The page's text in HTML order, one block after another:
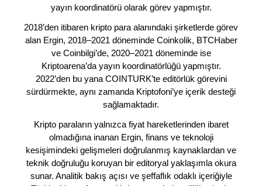
yayın koordinatörü olarak görev yapmıştır.
2018’den itibaren kripto para alanındaki şirketlerde görev
alan Ergin, 2018–2021 döneminde Coinkolik, BTCHaber
ve Coinbilgi’de, 2020–2021 döneminde ise
Kriptoarena’da yayın koordinatörlüğü yapmıştır.
2022’den bu yana COINTURK’te editörlük görevini
sürdürmekte, aynı zamanda Kriptofoni’ye içerik desteği
sağlamaktadır.
Kripto paraların yalnızca fiyat hareketlerinden ibaret
olmadığına inanan Ergin, finans ve teknoloji
kesişimindeki gelişmeleri doğrulanmış kaynaklardan ve
teknik doğruluğu koruyan bir editoryal yaklaşımla okura
sunar. Analitik bakış açısı ve şeffaflık odaklı içeriğiyle